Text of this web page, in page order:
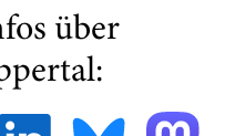
über